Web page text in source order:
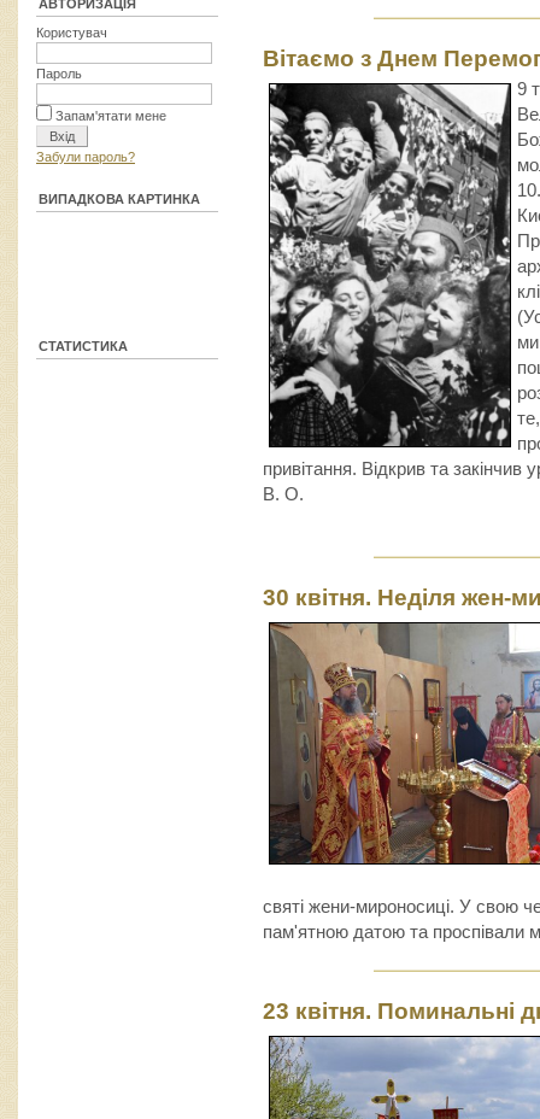
АВТОРИЗАЦІЯ
Користувач
Пароль
Запам'ятати мене
Забули пароль?
ВИПАДКОВА КАРТИНКА
СТАТИСТИКА
Вітаємо з Днем
9
ми
привітання. Відкрив та закінчив
В. О.
30 квітня. Неділя жен-
святі жени-мироносиці. У свою
пам'ятною датою та проспівали
23 квітня. Поминальні